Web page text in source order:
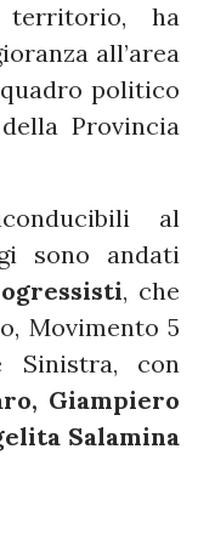
territorio, ha
all’area
politico
Provincia
al
sono andati
, che
Movimento 5
Sinistra, con
Giampiero
Salamina